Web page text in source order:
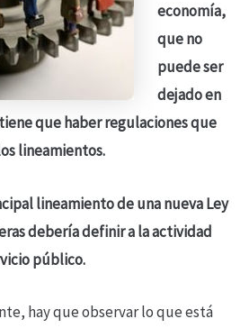
economía,
que no
puede ser
dejado en
que haber regulaciones que
lineamientos.
lineamiento de una nueva Ley
debería definir a la actividad
público.
hay que observar lo que está